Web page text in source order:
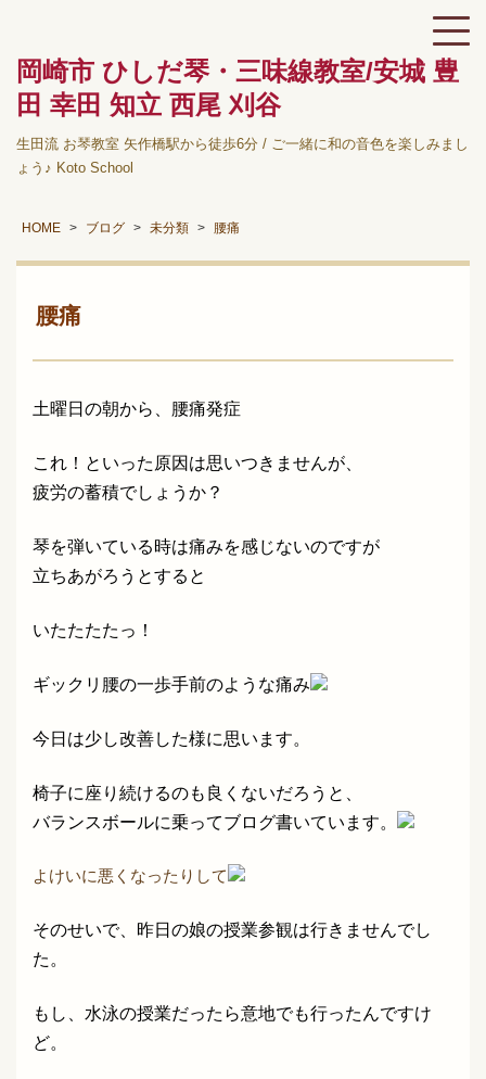
岡崎市 ひしだ琴・三味線教室/安城 豊
田 幸田 知立 西尾 刈谷
生田流 お琴教室 矢作橋駅から徒歩6分 / ご一緒に和の音色を楽しみまし
ょう♪ Koto School
HOME ブログ 未分類 腰痛
腰痛
土曜日の朝から、腰痛発症
これ！といった原因は思いつきませんが、
疲労の蓄積でしょうか？
琴を弾いている時は痛みを感じないのですが
立ちあがろうとすると
いたたたたっ！
ギックリ腰の一歩手前のような痛み
今日は少し改善した様に思います。
椅子に座り続けるのも良くないだろうと、
バランスボールに乗ってブログ書いています。
よけいに悪くなったりして
そのせいで、昨日の娘の授業参観は行きませんでし
た。
もし、水泳の授業だったら意地でも行ったんですけ
ど。